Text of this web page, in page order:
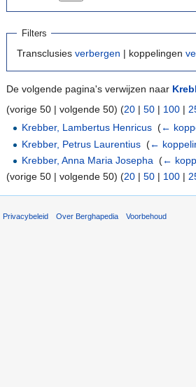
Filters
Transclusies verbergen | koppelingen
De volgende pagina's verwijzen naar
(vorige 50 | volgende 50) (20 | 50 | 100 |
Krebber, Lambertus Henricus ‎(←
Krebber, Petrus Laurentius ‎(←
Krebber, Anna Maria Josepha ‎(←
(vorige 50 | volgende 50) (20 | 50 | 100 |
Privacybeleid Over Berghapedia Voorbehoud